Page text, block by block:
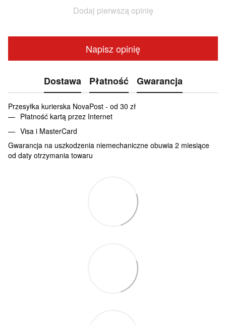
Dodaj pierwszą opinię
Napisz opinię
Dostawa Płatność Gwarancja
Przesyłka kurierska NovaPost - od 30 zł
Płatność kartą przez Internet
Visa i MasterCard
Gwarancja na uszkodzenia niemechaniczne obuwia 2 miesiące
od daty otrzymania towaru